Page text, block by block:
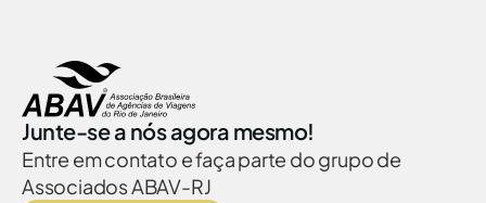
Junte-se a nós agora mesmo!
Entre em contato e faça parte do grupo de
Associados ABAV-RJ